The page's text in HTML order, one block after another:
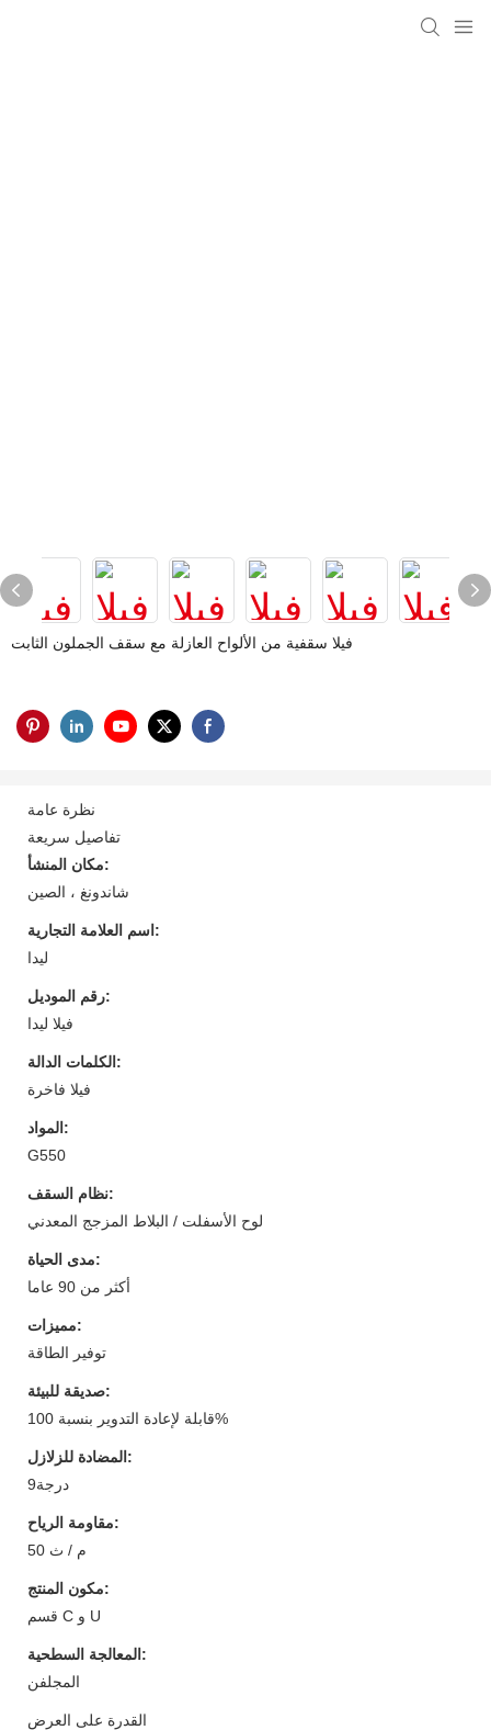
فيلا سقفية من الألواح العازلة مع سقف الجملون الثابت
نظرة عامة
تفاصيل سريعة
مكان المنشأ:
شاندونغ ، الصين
اسم العلامة التجارية:
ليدا
رقم الموديل:
فيلا ليدا
الكلمات الدالة:
فيلا فاخرة
المواد:
G550
نظام السقف:
لوح الأسفلت / البلاط المزجج المعدني
مدى الحياة:
أكثر من 90 عاما
مميزات:
توفير الطاقة
صديقة للبيئة:
قابلة لإعادة التدوير بنسبة 100%
المضادة للزلازل:
درجة9
مقاومة الرياح:
50 م / ث
مكون المنتج:
قسم C و U
المعالجة السطحية:
المجلفن
القدرة على العرض